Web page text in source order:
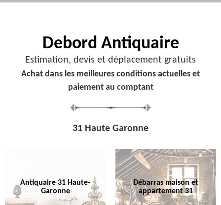
Debord Antiquaire
Estimation, devis et déplacement gratuits
Achat dans les meilleures conditions actuelles et
paiement au comptant
31 Haute Garonne
Antiquaire 31 Haute-
Garonne
Débarras maison et
appartement 31